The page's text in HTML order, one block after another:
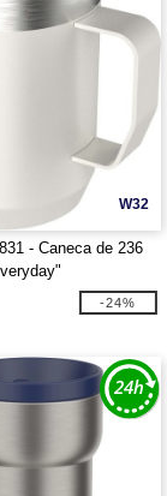
W32
- Caneca de 236
-24%